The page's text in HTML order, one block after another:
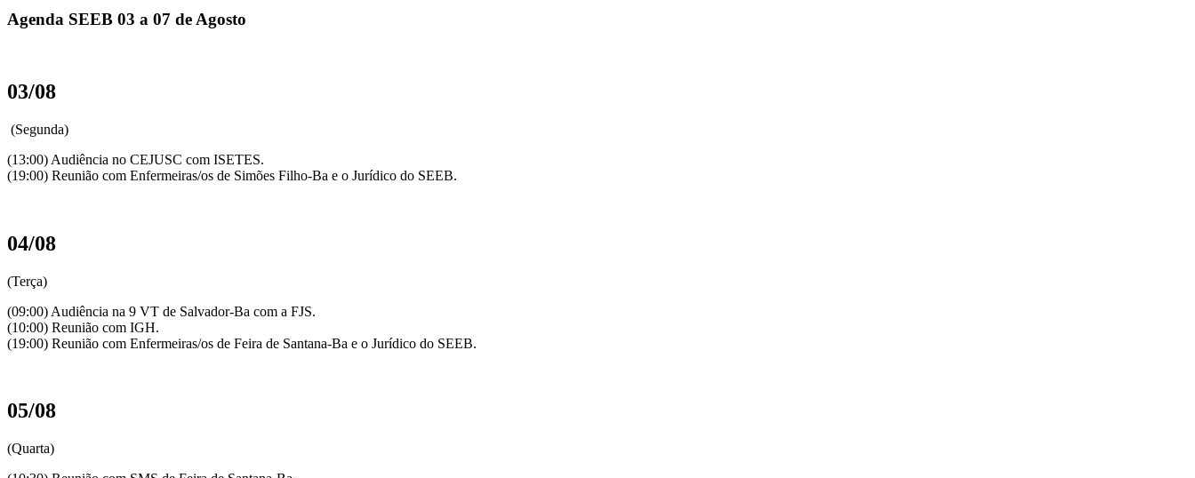
Agenda SEEB 03 a 07 de Agosto
03/08
(Segunda)
(13:00) Audiência no CEJUSC com ISETES.
(19:00) Reunião com Enfermeiras/os de Simões Filho-Ba e o Jurídico do SEEB.
04/08
(Terça)
(09:00) Audiência na 9 VT de Salvador-Ba com a FJS.
(10:00) Reunião com IGH.
(19:00) Reunião com Enfermeiras/os de Feira de Santana-Ba e o Jurídico do SEEB.
05/08
(Quarta)